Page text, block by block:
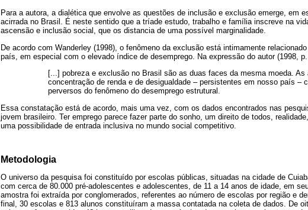
Para a autora, a dialética que envolve as questões de inclusão e exclusão emerge, em
acirrada no Brasil. É neste sentido que a tríade estudo, trabalho e família inscreve na
ascensão e inclusão social, que os distancia de uma possível marginalidade.
De acordo com Wanderley (1998), o fenômeno da exclusão está intimamente
país, em especial com o elevado índice de desemprego. Na expressão do autor (1998, p.
[...] pobreza e exclusão no Brasil são as duas faces da mesma moeda.
concentração de renda e de desigualdade – persistentes em nosso país –
perversos do fenômeno do desemprego estrutural.
Essa constatação está de acordo, mais uma vez, com os dados encontrados nas
jovem brasileiro. Ter emprego parece fazer parte do sonho, um direito de todos,
uma possibilidade de entrada inclusiva no mundo social competitivo.
Metodologia
O universo da pesquisa foi constituído por escolas públicas, situadas na cidade de
com cerca de 80.000 pré-adolescentes e adolescentes, de 11 a 14 anos de idade, em
amostra foi extraída por conglomerados, referentes ao número de escolas por região e
final, 30 escolas e 813 alunos constituíram a massa contatada na coleta de dados. De